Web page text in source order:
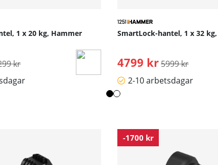
träningspassen. Du hittar motiverande
träningspass i deras fristående app, se
för att underlätta motivation till nya
1 x 20 kg, Hammer
pris:
kr
SmartLock-hantel, 1 x 32
4799 kr Ordinarie pris:
5999 kr
2-10 arbetsdagar
-1700 kr